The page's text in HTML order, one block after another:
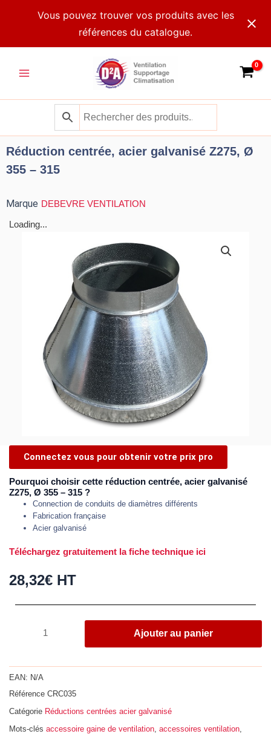
Vous pouvez trouver vos produits avec les
références du catalogue.
Menu
Réduction centrée, acier galvanisé Z275, Ø
355 – 315
Marque DEBEVRE VENTILATION
Loading...
Connectez vous pour obtenir votre prix pro
Pourquoi choisir cette réduction centrée, acier galvanisé
Z275, Ø 355 – 315 ?
Connection de conduits de diamètres différents
Fabrication française
Acier galvanisé
Téléchargez gratuitement la fiche technique ici
28,32€ HT
centrée,
galvanisé
Z275,
Ø
Ajouter au panier
EAN: N/A
Référence CRC035
Catégorie Réductions centrées acier galvanisé
Mots-clés accessoire gaine de ventilation accessoires ventilation